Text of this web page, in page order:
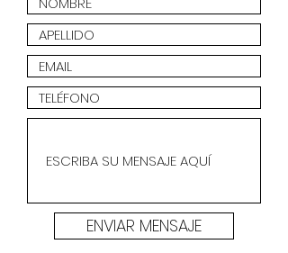
ENVIAR MENSAJE